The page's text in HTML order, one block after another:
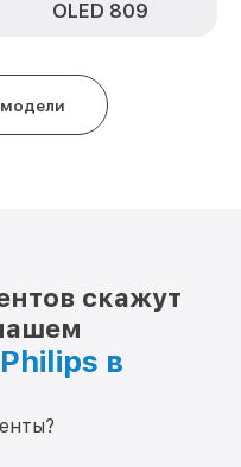
от 1200₽
Philips
от 1200₽
OLED 809
модели
скажут
Philips в